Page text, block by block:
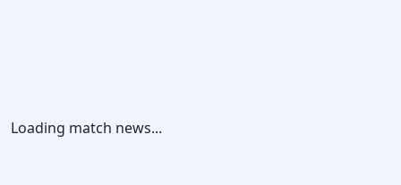
Loading match news...